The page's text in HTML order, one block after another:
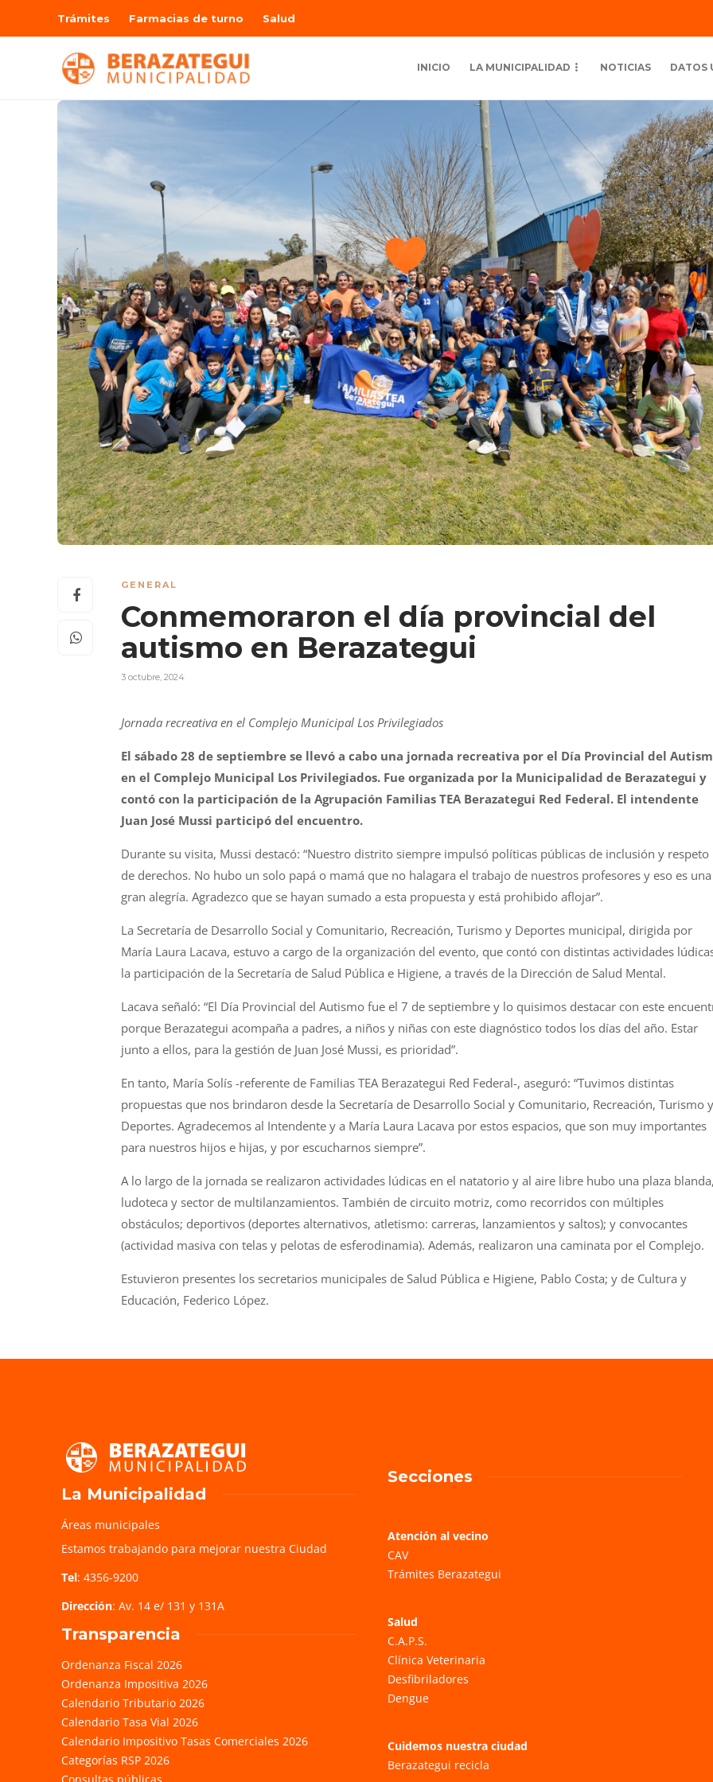
Trámites Farmacias de turno Salud
INICIO LA MUNICIPALIDAD NOTICIAS DATOS
GENERAL
Conmemoraron el día provincial del
autismo en Berazategui
3 octubre, 2024
Jornada recreativa en el Complejo Municipal Los Privilegiados
El sábado 28 de septiembre se llevó a cabo una jornada recreativa por el Día Provincial del
en el Complejo Municipal Los Privilegiados. Fue organizada por la Municipalidad de Berazategui y
contó con la participación de la Agrupación Familias TEA Berazategui Red Federal. El intendente
Juan José Mussi participó del encuentro.
Durante su visita, Mussi destacó: “Nuestro distrito siempre impulsó políticas públicas de inclusión y respeto
de derechos. No hubo un solo papá o mamá que no halagara el trabajo de nuestros profesores y eso es una
gran alegría. Agradezco que se hayan sumado a esta propuesta y está prohibido aflojar”.
La Secretaría de Desarrollo Social y Comunitario, Recreación, Turismo y Deportes municipal, dirigida por
María Laura Lacava, estuvo a cargo de la organización del evento, que contó con distintas actividades
la participación de la Secretaría de Salud Pública e Higiene, a través de la Dirección de Salud Mental.
Lacava señaló: “El Día Provincial del Autismo fue el 7 de septiembre y lo quisimos destacar con este
porque Berazategui acompaña a padres, a niños y niñas con este diagnóstico todos los días del año. Estar
junto a ellos, para la gestión de Juan José Mussi, es prioridad”.
En tanto, María Solís -referente de Familias TEA Berazategui Red Federal-, aseguró: “Tuvimos distintas
propuestas que nos brindaron desde la Secretaría de Desarrollo Social y Comunitario, Recreación, Turismo y
Deportes. Agradecemos al Intendente y a María Laura Lacava por estos espacios, que son muy importantes
para nuestros hijos e hijas, y por escucharnos siempre”.
A lo largo de la jornada se realizaron actividades lúdicas en el natatorio y al aire libre hubo una plaza
ludoteca y sector de multilanzamientos. También de circuito motriz, como recorridos con múltiples
obstáculos; deportivos (deportes alternativos, atletismo: carreras, lanzamientos y saltos); y convocantes
(actividad masiva con telas y pelotas de esferodinamia). Además, realizaron una caminata por el Complejo.
Estuvieron presentes los secretarios municipales de Salud Pública e Higiene, Pablo Costa; y de Cultura y
Educación, Federico López.
La Municipalidad
Áreas municipales
Estamos trabajando para mejorar nuestra Ciudad
Tel: 4356-9200
Dirección: Av. 14 e/ 131 y 131A
Transparencia
Ordenanza Fiscal 2026
Ordenanza Impositiva 2026
Calendario Tributario 2026
Calendario Tasa Vial 2026
Calendario Impositivo Tasas Comerciales 2026
Categorías RSP 2026
Secciones
Atención al vecino
CAV
Trámites Berazategui
Salud
C.A.P.S.
Clínica Veterinaria
Desfibriladores
Dengue
Cuidemos nuestra ciudad
Berazategui recicla